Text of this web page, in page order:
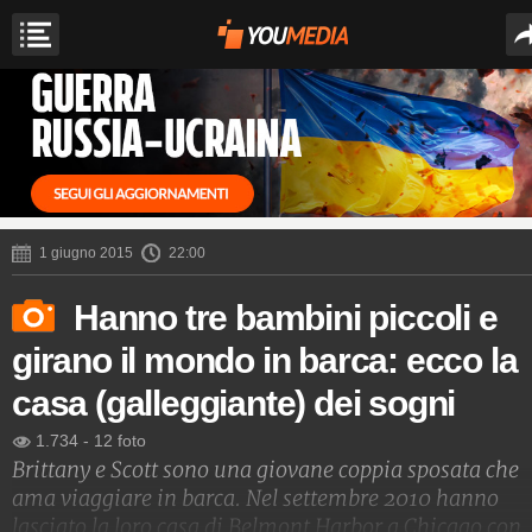
1 giugno 2015 22:00
Hanno tre bambini piccoli e
girano il mondo in barca: ecco la
casa (galleggiante) dei sogni
1.734 - 12 foto
Brittany e Scott sono una giovane coppia sposata che
ama viaggiare in barca. Nel settembre 2010 hanno
lasciato la loro casa di Belmont Harbor a Chicago con